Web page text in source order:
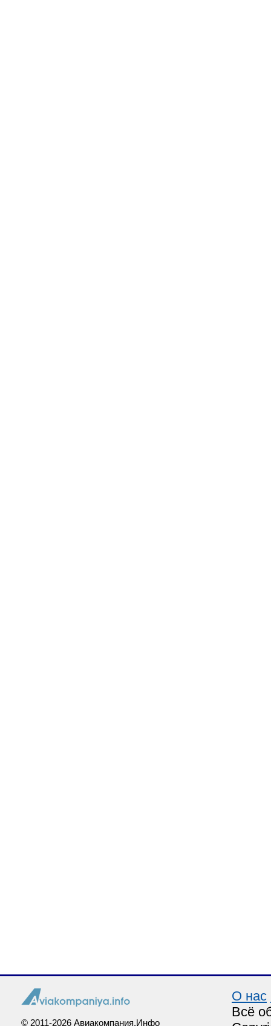
© 2011-2026 Авиакомпания.Инфо
О нас
Всё